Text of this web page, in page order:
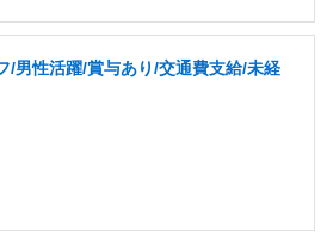
/男性活躍/賞与あり/交通費支給/未経